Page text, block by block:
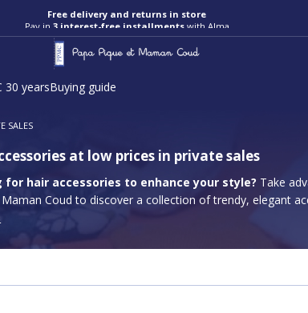
Free delivery and returns in store
Pay in 3 interest-free installmentswith Alma
30 yearsBuying guide
SALES
at low prices in private sales
for hair accessories to enhance your style? Take
Coud to discover a collection of trendy, elegant
scrunchies, barrettes and headbands - there's
touch of personality to your hairstyles, whether for an